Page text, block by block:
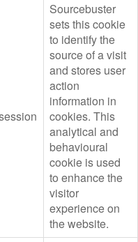
Sourcebuster
sets this cookie
to identify the
source of a visit
and stores user
action
information in
cookies. This
analytical and
behavioural
cookie is used
to enhance the
visitor
experience on
the website.